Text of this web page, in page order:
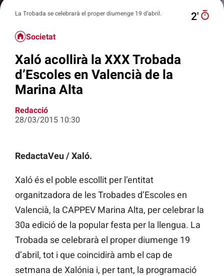
La Trobada se celebrarà el proper diumenge 19 d’abril. 2′
Societat
Xaló acollirà la XXX Trobada
d’Escoles en Valencià de la
Marina Alta
Redacció
28/03/2015 10:30
RedactaVeu / Xaló.
Xaló és el poble escollit per l’entitat
organitzadora de les Trobades d’Escoles en
Valencià, la CAPPEV Marina Alta, per celebrar la
30a edició de la popular festa per la llengua. La
Trobada se celebrarà el proper diumenge 19
d’abril, tot i que coincidirà amb el cap de
setmana de Xalónia i, per tant, la programació